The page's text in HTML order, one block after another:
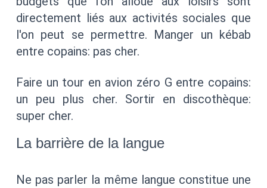
directement liés aux activités sociales que
l'on peut se permettre. Manger un kébab
entre copains: pas cher.
Faire un tour en avion zéro G entre copains:
un peu plus cher. Sortir en discothèque:
super cher.
La barrière de la langue
Ne pas parler la même langue constitue une